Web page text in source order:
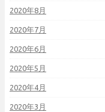
2020年8月
2020年7月
2020年6月
2020年5月
2020年4月
2020年3月